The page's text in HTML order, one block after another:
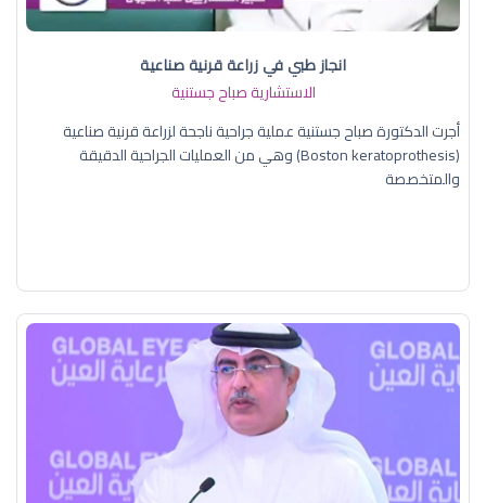
انجاز طبي في زراعة قرنية صناعية
الاستشارية صباح جستنية
أجرت الدكتورة صباح جستنية عملية جراحية ناجحة لزراعة قرنية صناعية
(Boston keratoprothesis) وهي من العمليات الجراحية الدقيقة
والمتخصصة